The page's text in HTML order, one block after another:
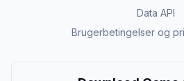
Data API
Brugerbetingelser og